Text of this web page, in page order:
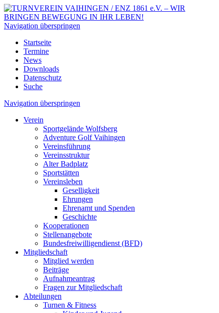
Navigation überspringen
Startseite
Termine
News
Downloads
Datenschutz
Suche
Navigation überspringen
Verein
Sportgelände Wolfsberg
Adventure Golf Vaihingen
Vereinsführung
Vereinsstruktur
Alter Badplatz
Sportstätten
Vereinsleben
Geselligkeit
Ehrungen
Ehrenamt und Spenden
Geschichte
Kooperationen
Stellenangebote
Bundesfreiwilligendienst (BFD)
Mitgliedschaft
Mitglied werden
Beiträge
Aufnahmeantrag
Fragen zur Mitgliedschaft
Abteilungen
Turnen & Fitness